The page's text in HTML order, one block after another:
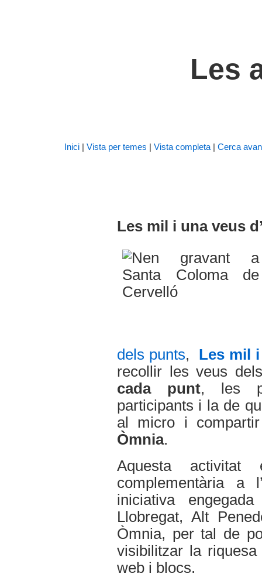
Les
Inici | Vista per temes | Vista completa | Cerca
Les mil i una veus
dels punts, Les mil
recollir les veus
cada punt, les
participants i la de
al micro i
Òmnia.
Aquesta
complementària a
iniciativa
Llobregat, Alt
Òmnia, per tal de
visibilitzar la
web i blocs.